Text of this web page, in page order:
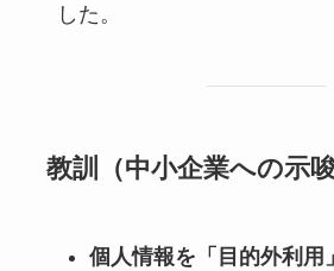
した。
教訓（中小企業への示唆
個人情報を「目的外利用